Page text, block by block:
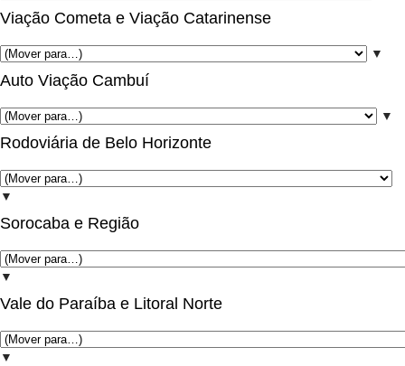
Viação Cometa e Viação Catarinense
▼
Auto Viação Cambuí
▼
Rodoviária de Belo Horizonte
▼
Sorocaba e Região
▼
Vale do Paraíba e Litoral Norte
▼